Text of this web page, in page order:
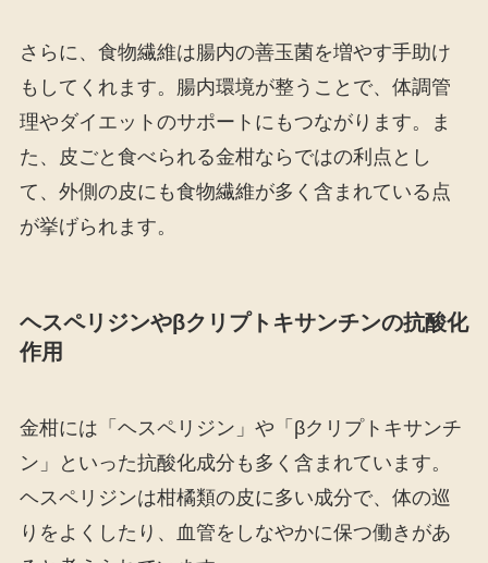
さらに、食物繊維は腸内の善玉菌を増やす手助け
もしてくれます。腸内環境が整うことで、体調管
理やダイエットのサポートにもつながります。ま
た、皮ごと食べられる金柑ならではの利点とし
て、外側の皮にも食物繊維が多く含まれている点
が挙げられます。
ヘスペリジンやβクリプトキサンチンの抗酸化
作用
金柑には「ヘスペリジン」や「βクリプトキサンチ
ン」といった抗酸化成分も多く含まれています。
ヘスペリジンは柑橘類の皮に多い成分で、体の巡
りをよくしたり、血管をしなやかに保つ働きがあ